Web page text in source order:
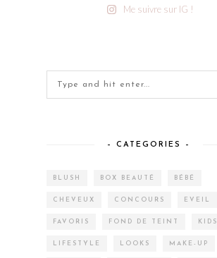
Me suivre sur IG !
– CATEGORIES –
BLUSH BOX BEAUTÉ BÉBÉ
CHEVEUX CONCOURS EVEIL
FAVORIS FOND DE TEINT KIDS
LIFESTYLE LOOKS MAKE-UP